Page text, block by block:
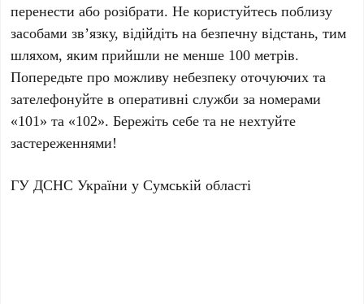
перенести або розібрати. Не користуйтесь поблизу
засобами зв’язку, відійдіть на безпечну відстань, тим
шляхом, яким прийшли не менше 100 метрів.
Попередьте про можливу небезпеку оточуючих та
зателефонуйте в оперативні служби за номерами
«101» та «102». Бережіть себе та не нехтуйте
застереженнями!
ГУ ДСНС України у Сумській області